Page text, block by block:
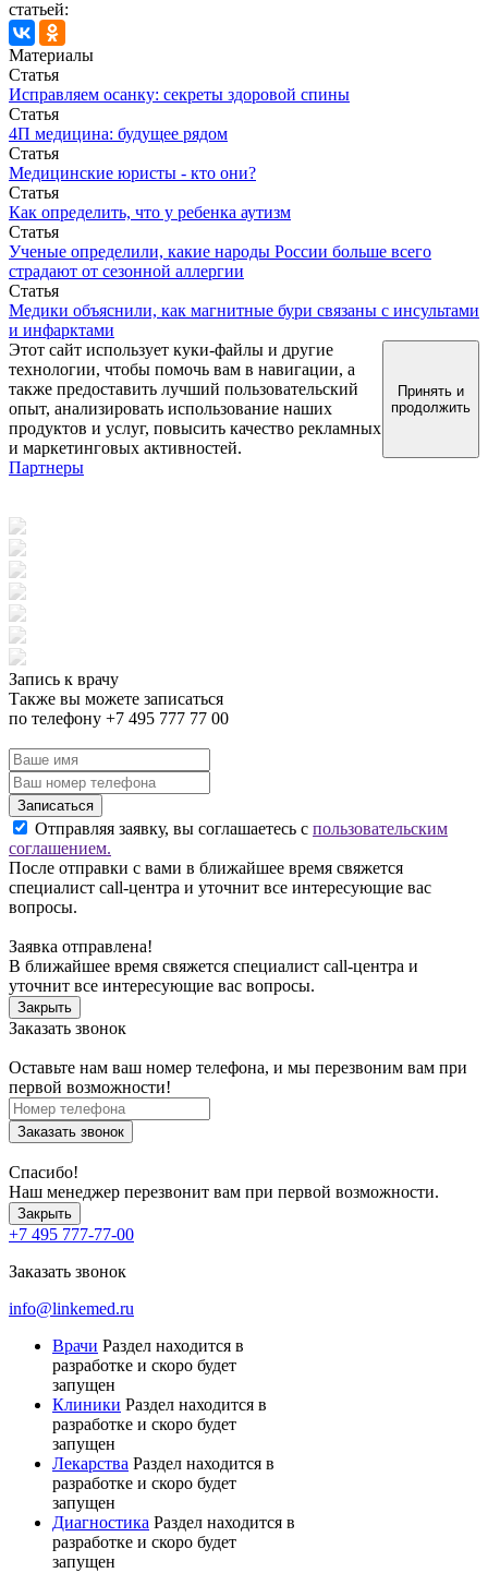
статьей:
Материалы
Статья
Исправляем осанку: секреты здоровой спины
Статья
4П медицина: будущее рядом
Статья
Медицинские юристы - кто они?
Статья
Как определить, что у ребенка аутизм
Статья
Ученые определили, какие народы России больше всего
страдают от сезонной аллергии
Статья
Медики объяснили, как магнитные бури связаны с инсультами
и инфарктами
Этот сайт использует куки-файлы и другие
технологии, чтобы помочь вам в навигации, а
также предоставить лучший пользовательский
опыт, анализировать использование наших
продуктов и услуг, повысить качество рекламных
и маркетинговых активностей.
Принять и
продолжить
Партнеры
Запись к врачу
Также вы можете записаться
по телефону +7 495 777 77 00
Записаться
Отправляя заявку, вы соглашаетесь с пользовательским
соглашением.
После отправки с вами в ближайшее время свяжется
специалист call-центра и уточнит все интересующие вас
вопросы.
Заявка отправлена!
В ближайшее время свяжется специалист call-центра и
уточнит все интересующие вас вопросы.
Закрыть
Заказать звонок
Оставьте нам ваш номер телефона, и мы перезвоним вам при
первой возможности!
Заказать звонок
Спасибо!
Наш менеджер перезвонит вам при первой возможности.
Закрыть
+7 495 777-77-00
Заказать звонок
info@linkemed.ru
Врачи Раздел находится в
разработке и скоро будет
запущен
Клиники Раздел находится в
разработке и скоро будет
запущен
Лекарства Раздел находится в
разработке и скоро будет
запущен
Диагностика Раздел находится в
разработке и скоро будет
запущен